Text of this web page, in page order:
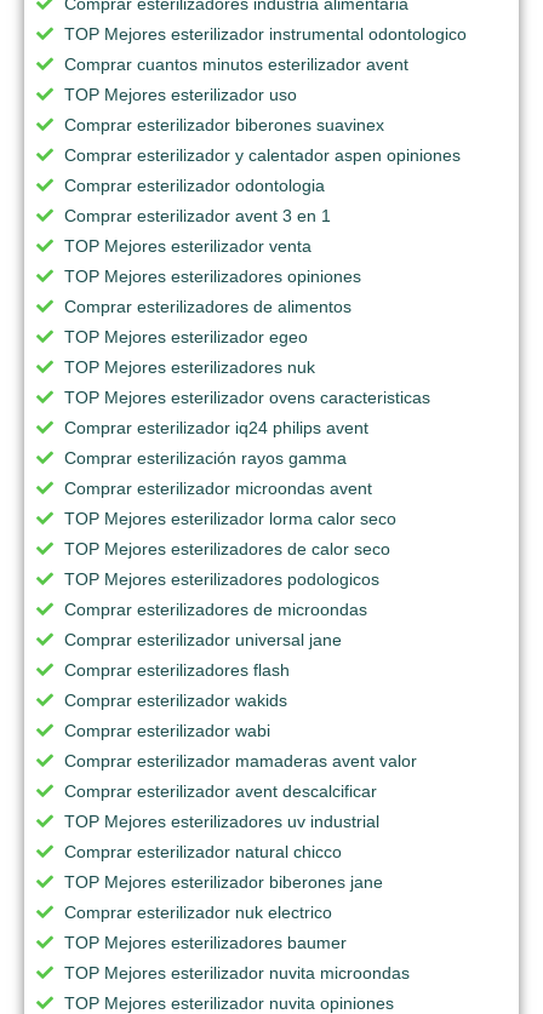
TOP Mejores esterilizador instrumental odontologico
Comprar cuantos minutos esterilizador avent
TOP Mejores esterilizador uso
Comprar esterilizador biberones suavinex
Comprar esterilizador y calentador aspen opiniones
Comprar esterilizador odontologia
Comprar esterilizador avent 3 en 1
TOP Mejores esterilizador venta
TOP Mejores esterilizadores opiniones
Comprar esterilizadores de alimentos
TOP Mejores esterilizador egeo
TOP Mejores esterilizadores nuk
TOP Mejores esterilizador ovens caracteristicas
Comprar esterilizador iq24 philips avent
Comprar esterilización rayos gamma
Comprar esterilizador microondas avent
TOP Mejores esterilizador lorma calor seco
TOP Mejores esterilizadores de calor seco
TOP Mejores esterilizadores podologicos
Comprar esterilizadores de microondas
Comprar esterilizador universal jane
Comprar esterilizadores flash
Comprar esterilizador wakids
Comprar esterilizador wabi
Comprar esterilizador mamaderas avent valor
Comprar esterilizador avent descalcificar
TOP Mejores esterilizadores uv industrial
Comprar esterilizador natural chicco
TOP Mejores esterilizador biberones jane
Comprar esterilizador nuk electrico
TOP Mejores esterilizadores baumer
TOP Mejores esterilizador nuvita microondas
TOP Mejores esterilizador nuvita opiniones